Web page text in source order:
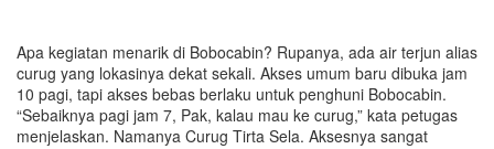
Apa kegiatan menarik di Bobocabin? Rupanya, ada air terjun alias
curug yang lokasinya dekat sekali. Akses umum baru dibuka jam
10 pagi, tapi akses bebas berlaku untuk penghuni Bobocabin.
“Sebaiknya pagi jam 7, Pak, kalau mau ke curug,” kata petugas
menjelaskan. Namanya Curug Tirta Sela. Aksesnya sangat